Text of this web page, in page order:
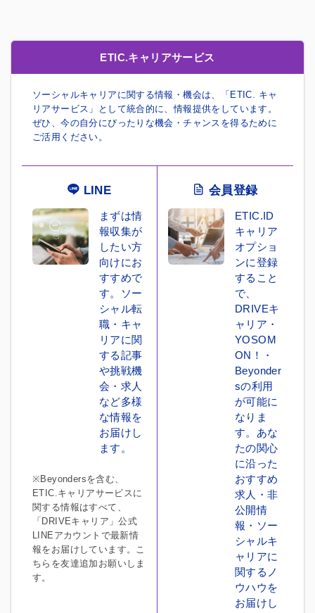
ETIC.キャリアサービス
ソーシャルキャリアに関する情報・機会は、「ETIC. キャ
リアサービス」として統合的に、情報提供をしています。
ぜひ、今の自分にぴったりな機会・チャンスを得るために
ご活用ください。
LINE
まずは情
報収集が
したい方
向けにお
すすめで
す。ソー
シャル転
職・キャ
リアに関
する記事
や挑戦機
会・求人
など多様
な情報を
お届けし
ます。
※Beyondersを含む、
ETIC.キャリアサービスに
関する情報はすべて、
「DRIVEキャリア」公式
LINEアカウントで最新情
報をお届けしています。こ
ちらを友達追加お願いしま
す。
会員登録
ETIC.ID
キャリア
オプショ
ンに登録
すること
で、
DRIVEキ
ャリア・
YOSOM
ON！・
Beyonder
sの利用
が可能に
なりま
す。あな
たの関心
に沿った
おすすめ
求人・非
公開情
報・ソー
シャルキ
ャリアに
関するノ
ウハウを
お届けし